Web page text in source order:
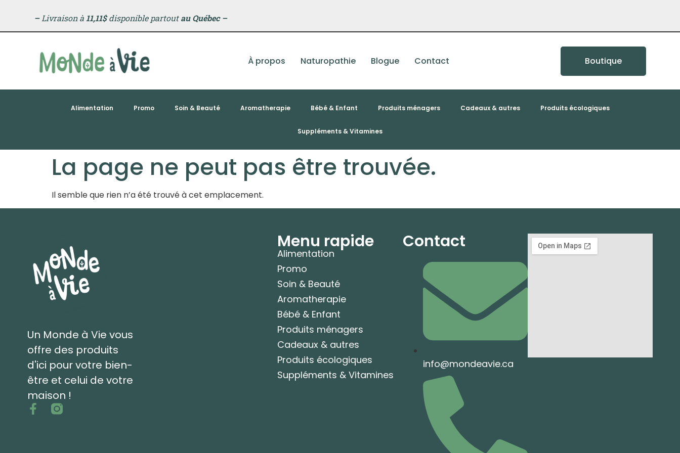
–Livraison à 11,11$disponible partoutau Québec –
À propos Naturopathie Blogue Contact Boutique
Alimentation Promo Soin & Beauté Aromatherapie Bébé & Enfant Produits ménagers Cadeaux & autres Produits écologiques
Suppléments & Vitamines
La page ne peut pas être trouvée.
Il semble que rien n’a été trouvé à cet emplacement.
Un Monde à Vie vous
offre des produits
d'ici pour votre bien-
être et celui de votre
maison !
Menu rapide
Alimentation
Promo
Soin & Beauté
Aromatherapie
Bébé & Enfant
Produits ménagers
Cadeaux & autres
Produits écologiques
Suppléments & Vitamines
Contact
info@mondeavie.ca